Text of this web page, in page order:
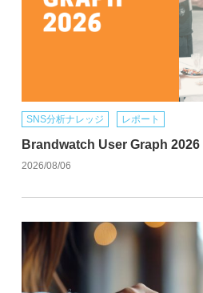
SNS分析ナレッジ レポート
Brandwatch User Graph 2026
2026/08/06